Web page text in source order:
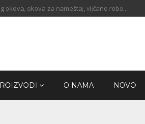
okova, okova za nameštaj, vijčane robe...
O NAMA NOVO